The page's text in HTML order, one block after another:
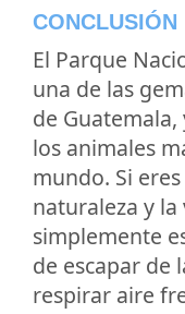
CONCLUSIÓN
El Parque
una de las
de
los animales
mundo. Si
naturaleza y la
simplemente
de escapar de
respirar aire